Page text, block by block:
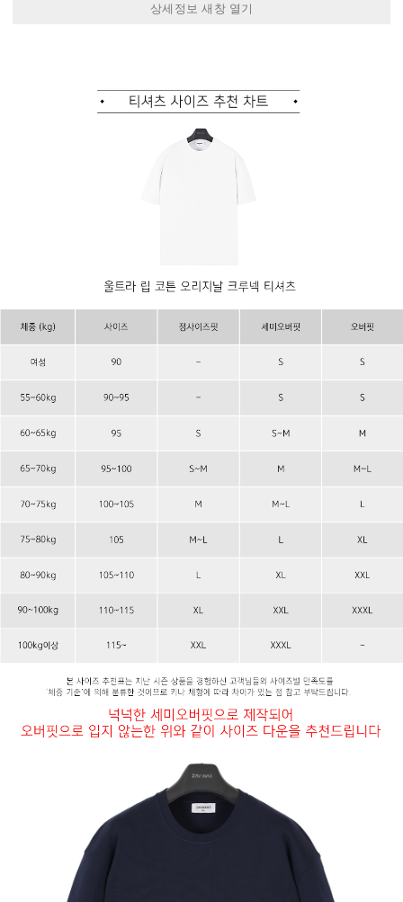
상세정보 새창 열기